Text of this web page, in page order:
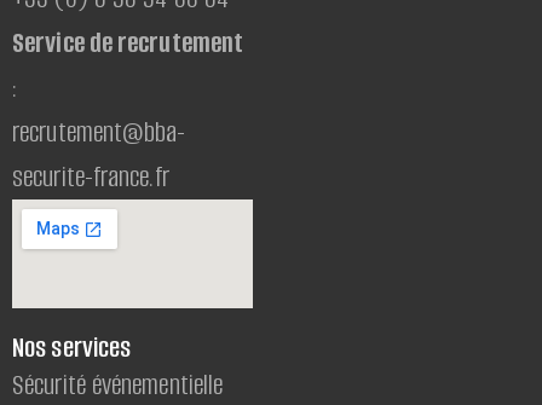
Service de recrutement
:
recrutement@bba-
securite-france.fr
Nos services
Sécurité événementielle